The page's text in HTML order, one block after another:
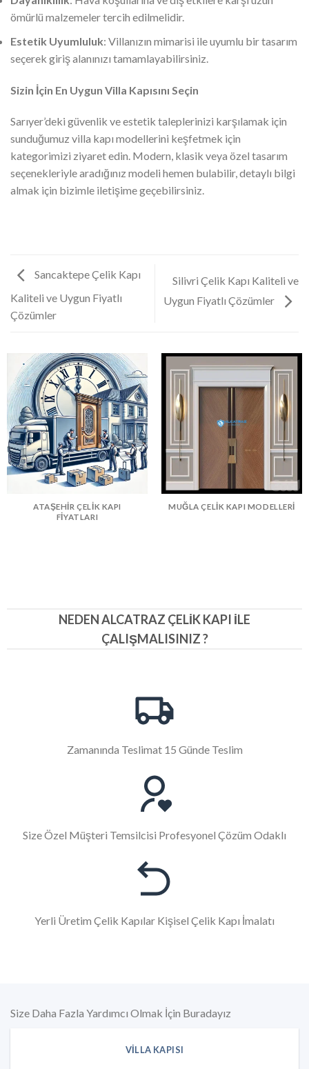
ömürlü malzemeler tercih edilmelidir.
Estetik Uyumluluk: Villanızın mimarisi ile uyumlu bir tasarım
seçerek giriş alanınızı tamamlayabilirsiniz.
Sizin İçin En Uygun Villa Kapısını Seçin
Sarıyer’deki güvenlik ve estetik taleplerinizi karşılamak için
sunduğumuz villa kapı modellerini keşfetmek için
kategorimizi ziyaret edin. Modern, klasik veya özel tasarım
seçenekleriyle aradığınız modeli hemen bulabilir, detaylı bilgi
almak için bizimle iletişime geçebilirsiniz.
Sancaktepe Çelik Kapı
Kaliteli ve Uygun Fiyatlı
Çözümler
Silivri Çelik Kapı Kaliteli ve
Uygun Fiyatlı Çözümler
ATAŞEHIR ÇELIK KAPI
FIYATLARI
MUĞLA ÇELIK KAPI MODELLERI
NEDEN ALCATRAZ ÇELIK KAPI İLE
ÇALIŞMALISINIZ ?
Zamanında Teslimat 15 Günde Teslim
Size Özel Müşteri Temsilcisi Profesyonel Çözüm Odaklı
Yerli Üretim Çelik Kapılar Kişisel Çelik Kapı İmalatı
Size Daha Fazla Yardımcı Olmak İçin Buradayız
VILLA KAPISI